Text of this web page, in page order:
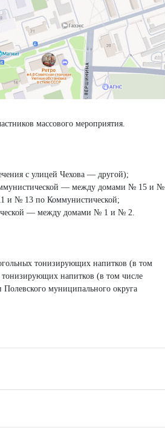
массового мероприятия.
с улицей Чехова — другой);
— между домами № 15 и №
и № 13 по Коммунистической;
— между домами № 1 и № 2.
тонизирующих напитков (в том
тонизирующих напитков (в том числе
Полевского муниципального округа